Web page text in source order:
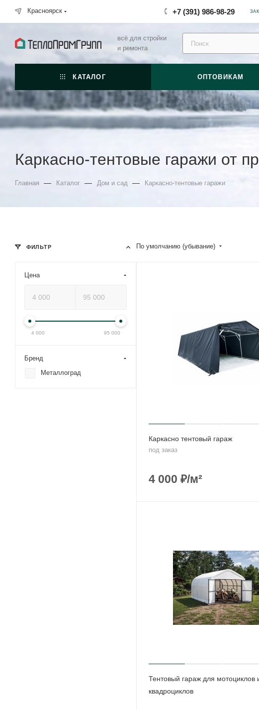
Красноярск +7 (391) 986-98-29
всё для стройки
и ремонта
КАТАЛОГ ОПТОВИКАМ
Каркасно-тентовые гаражи от
Главная — Каталог — Дом и сад — Каркасно-тентовые гаражи
По умолчанию (убывание)
Каркасно тентовый гараж
под заказ
4 000 ₽/м²
Тентовый гараж для мотоциклов
квадроциклов
ФИЛЬТР
Цена
4 000 95 000
Бренд
Металлоград